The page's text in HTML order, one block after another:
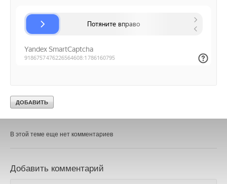
установить турбины внутри труб, где вода идет под большим
давлением, но даже это стоит под большим вопросом
окупаемости. А пока наши трубы еще долго будут гонять
воду вхолостую.Источник: SciTecLibrary
Комментарии
В этой теме еще нет комментариев
Добавить комментарий